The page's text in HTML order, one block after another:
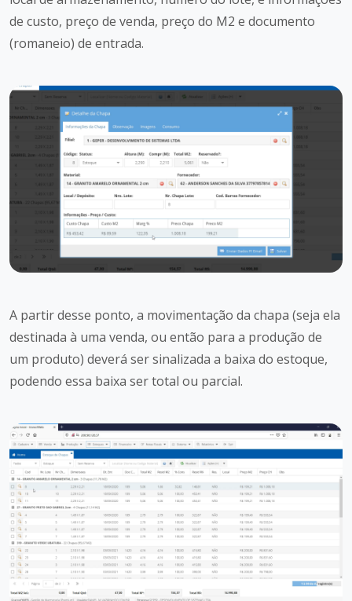
de custo, preço de venda, preço do M2 e documento
(romaneio) de entrada.
A partir desse ponto, a movimentação da chapa (seja ela
destinada à uma venda, ou então para a produção de
um produto) deverá ser sinalizada a baixa do estoque,
podendo essa baixa ser total ou parcial.